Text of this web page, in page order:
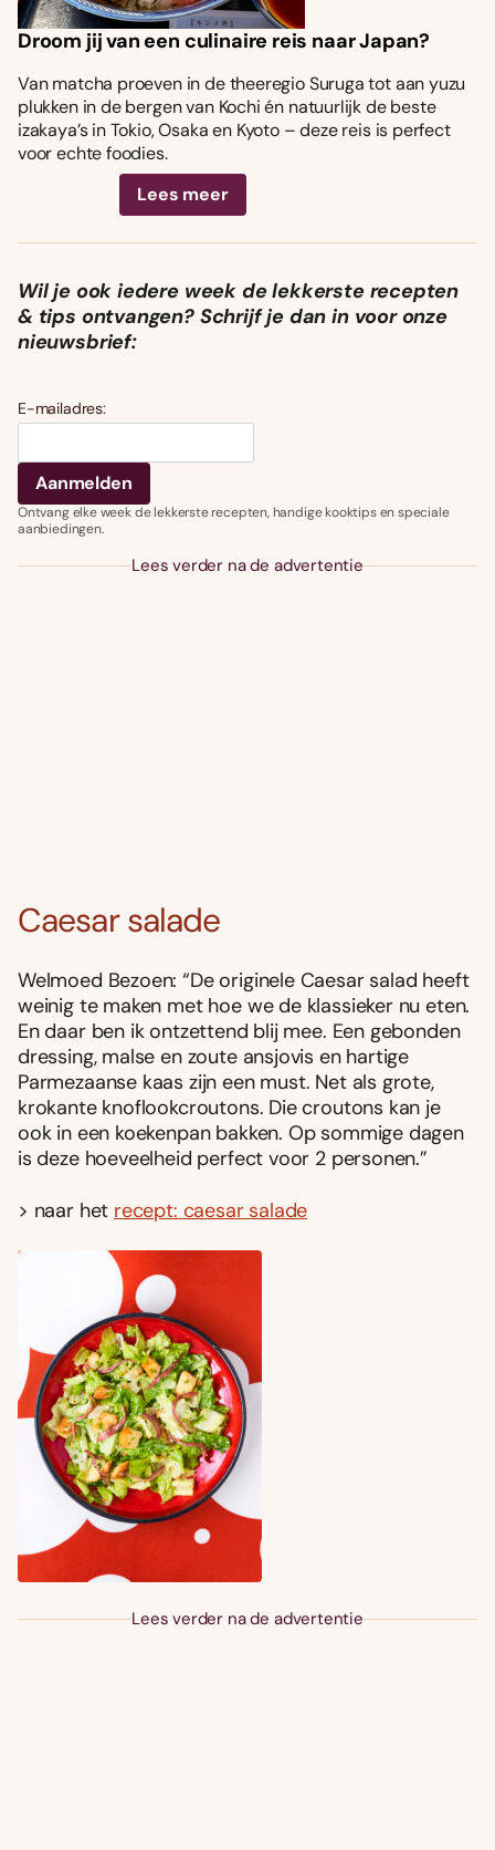
Droom jij van een culinaire reis naar Japan?
Van matcha proeven in de theeregio Suruga tot aan yuzu
plukken in de bergen van Kochi én natuurlijk de beste
izakaya’s in Tokio, Osaka en Kyoto – deze reis is perfect
voor echte foodies.
Lees meer
Wil je ook iedere week de lekkerste recepten
& tips ontvangen? Schrijf je dan in voor onze
nieuwsbrief:
E-mailadres:
Ontvang elke week de lekkerste recepten, handige kooktips en speciale
aanbiedingen.
Lees verder na de advertentie
Caesar salade
Welmoed Bezoen: “De originele Caesar salad heeft
weinig te maken met hoe we de klassieker nu eten.
En daar ben ik ontzettend blij mee. Een gebonden
dressing, malse en zoute ansjovis en hartige
Parmezaanse kaas zijn een must. Net als grote,
krokante knoflookcroutons. Die croutons kan je
ook in een koekenpan bakken. Op sommige dagen
is deze hoeveelheid perfect voor 2 personen.”
> naar het recept: caesar salade
Lees verder na de advertentie